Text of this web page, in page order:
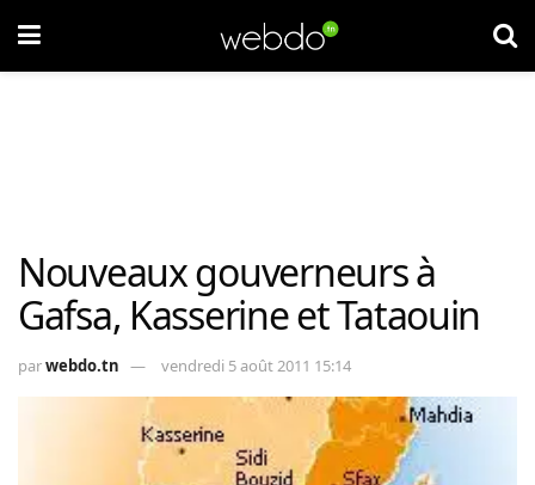
Nouveaux gouverneurs à
Gafsa, Kasserine et Tataouin
parwebdo.tn vendredi 5 août 2011 15:14